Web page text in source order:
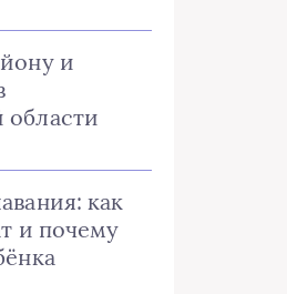
и
области
как
и почему